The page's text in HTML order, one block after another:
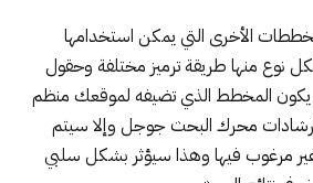
الأخرى التي يمكن استخدامها
نوع منها طريقة ترميز مختلفة وحقول
يكون المخطط الذي تضيفه لموقعك منظم
محرك البحث جوجل وإلا سيتم
غير مرغوب فيها وهذا سيؤثر بشكل سلبي